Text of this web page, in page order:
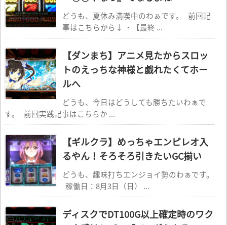
どうも、夏休み満喫中のわぁです。 前回記
事はこちらから↓ ・【最終 ...
【ダンまち】アニメ見たからスロッ
トのえっちな神様と戯れたくてホー
ルへ
どうも、今日はどうしても勝ちたいわぁで
す。 前回実践記事はこちらか ...
【ギルクラ】めっちゃエンピレオ入
るやん！そろそろ引きたいGC揃い
どうも、趣味打ちエンジョイ勢のわぁです。
稼働日：8月3日（日） ...
ディスクでDT100G以上確定時のワク